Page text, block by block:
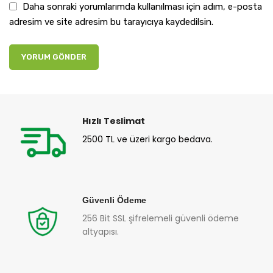
Daha sonraki yorumlarımda kullanılması için adım, e-posta
adresim ve site adresim bu tarayıcıya kaydedilsin.
Hızlı Teslimat
2500 TL ve üzeri kargo bedava.
Güvenli Ödeme
256 Bit SSL şifrelemeli güvenli ödeme
altyapısı.